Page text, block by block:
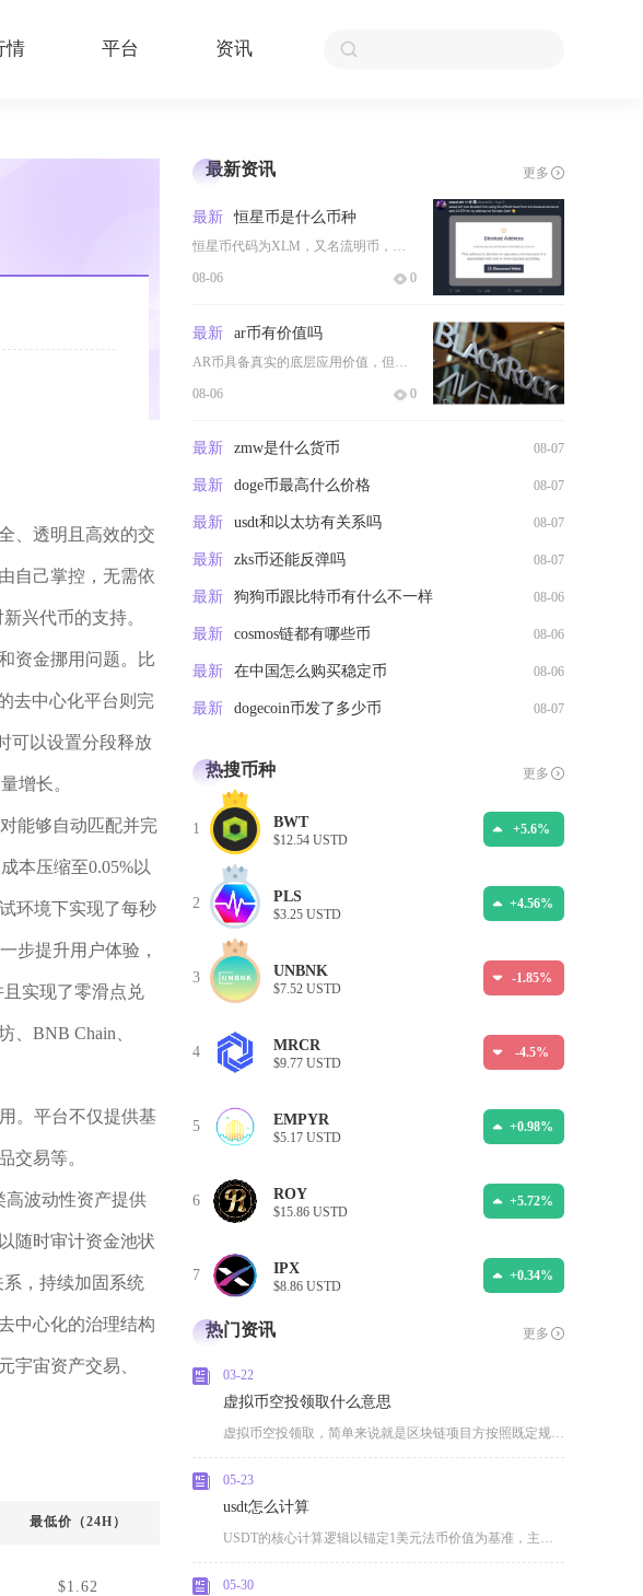
情 平台 资讯
、透明且高效的交
自己掌控，无需依
兴代币的支持。
资金挪用问题。比
去中心化平台则完
可以设置分段释放
增长。
能够自动匹配并完
本压缩至0.05%以
环境下实现了每秒
步提升用户体验，
实现了零滑点兑
BNB Chain、
。平台不仅提供基
交易等。
高波动性资产提供
随时审计资金池状
，持续加固系统
中心化的治理结构
宇宙资产交易、
最低价（24H）
$1.62
最新资讯 更多
最新 恒星币是什么币种
恒星币代码为XLM，又名流明币，是开源区块链恒星网络Stellar的原生基础代币，主打普惠
08-06 0
最新 ar币有价值吗
AR币具备真实的底层应用价值，但价值兑现存在较强不确定性，属于高风险的基础设施类代币，最终
08-06 0
最新 zmw是什么货币 08-07
最新 doge币最高什么价格 08-07
最新 usdt和以太坊有关系吗 08-07
最新 zks币还能反弹吗 08-07
最新 狗狗币跟比特币有什么不一样 08-06
最新 cosmos链都有哪些币 08-06
最新 在中国怎么购买稳定币 08-06
最新 dogecoin币发了多少币 08-07
热搜币种 更多
1 BWT
$12.54 USTD
+5.6%
2 PLS
$3.25 USTD
+4.56%
3 UNBNK
$7.52 USTD
-1.85%
4 MRCR
$9.77 USTD
-4.5%
5 EMPYR
$5.17 USTD
+0.98%
6 ROY
$15.86 USTD
+5.72%
7 IPX
$8.86 USTD
+0.34%
热门资讯 更多
03-22
虚拟币空投领取什么意思
虚拟币空投领取，简单来说就是区块链项目方按照既定规则，向满足资格的用户钱包免费发放新项目代
05-23
usdt怎么计算
USDT的核心计算逻辑以锚定1美元法币价值为基准，主流场景中1枚USDT≈1美元，兑换人民
05-30